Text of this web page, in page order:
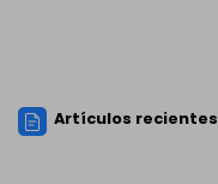
Artículos recientes